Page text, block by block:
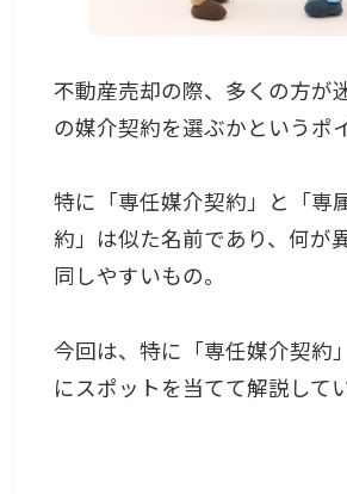
不動産売却の際、多くの方が
の媒介契約を選ぶかというポ
特に「専任媒介契約」と「専
約」は似た名前であり、何が
同しやすいもの。
今回は、特に「専任媒介契約
にスポットを当てて解説して